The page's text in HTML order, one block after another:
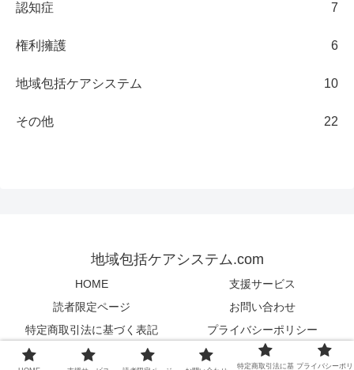
認知症 7
権利擁護 6
地域包括ケアシステム 10
その他 22
地域包括ケアシステム.com
HOME
支援サービス
読者限定ページ
お問い合わせ
特定商取引法に基づく表記
プライバシーポリシー
© 2012 地域包括ケアシステム.com.
特定商取引法に基 プライバシーポリ